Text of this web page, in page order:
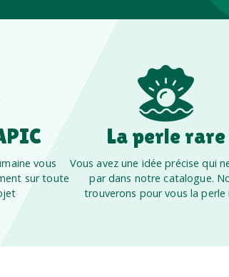
vous
sur toute
La perle rare
Vous avez une idée précise qui
par dans notre catalogue.
trouverons pour vous la perle